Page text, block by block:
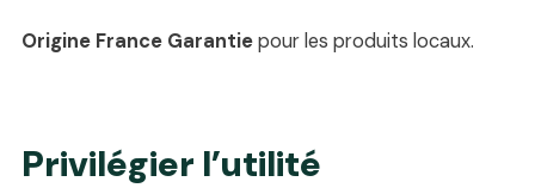
Origine France Garantiepour les produits locaux.
Privilégier l’utilité